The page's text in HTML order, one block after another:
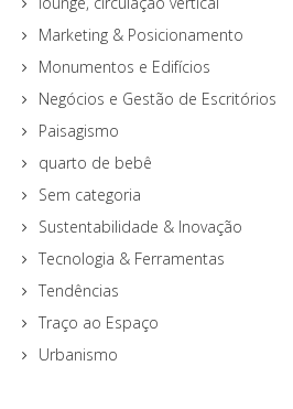
Marketing & Posicionamento
Monumentos e Edifícios
Negócios e Gestão de Escritórios
Paisagismo
quarto de bebê
Sem categoria
Sustentabilidade & Inovação
Tecnologia & Ferramentas
Tendências
Traço ao Espaço
Urbanismo